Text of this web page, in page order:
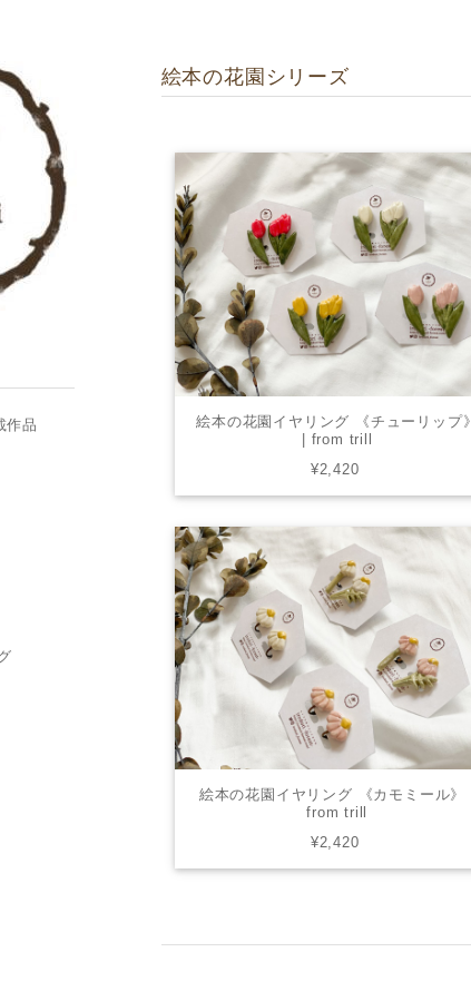
作品
絵本の花園シリーズ
絵本の花園イヤリング 《チューリップ》
| from trill
¥2,420
絵本の花園イヤリング 《カモミール》 |
from trill
¥2,420